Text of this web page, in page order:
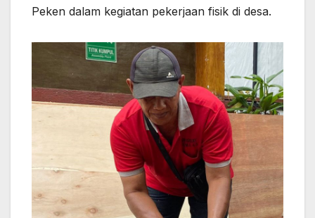
Peken dalam kegiatan pekerjaan fisik di desa.